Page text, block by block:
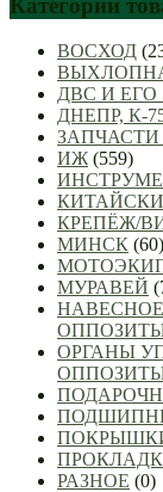
ВОСХОД
ДВС И
ДНЕПР, К-
ЗАПЧАСТИ
ИЖ (559)
КРЕПЁЖ/
МИНСК (60)
МУРАВЕЙ
ОРГАНЫ
РАЗНОЕ (0)